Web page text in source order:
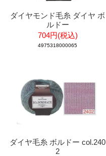
ダイヤモンド毛糸 ダイヤ ボ
ルドー
704円(税込)
4975318000065
ダイヤ毛糸 ボルドー col.240
2